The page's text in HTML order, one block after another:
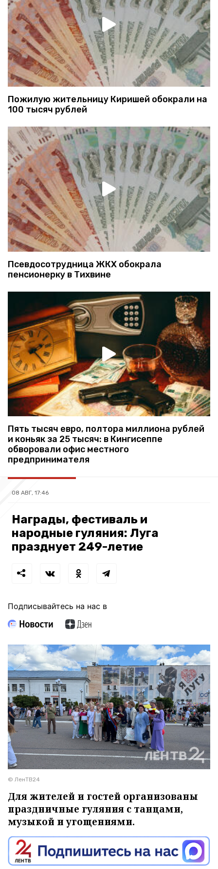
Пожилую жительницу Киришей обокрали на
100 тысяч рублей
Псевдосотрудница ЖКХ обокрала
пенсионерку в Тихвине
Пять тысяч евро, полтора миллиона рублей
и коньяк за 25 тысяч: в Кингисеппе
обворовали офис местного
предпринимателя
08 АВГ, 17:46
Награды, фестиваль и
народные гуляния: Луга
празднует 249-летие
Подписывайтесь на нас в
© ЛенТВ24
Для жителей и гостей организованы
праздничные гуляния с танцами,
музыкой и угощениями.